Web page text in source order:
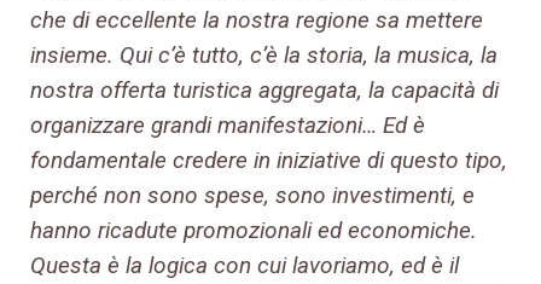
che di eccellente la nostra regione sa mettere
insieme. Qui c’è tutto, c’è la storia, la musica, la
nostra offerta turistica aggregata, la capacità di
organizzare grandi manifestazioni… Ed è
fondamentale credere in iniziative di questo tipo,
perché non sono spese, sono investimenti, e
hanno ricadute promozionali ed economiche.
Questa è la logica con cui lavoriamo, ed è il